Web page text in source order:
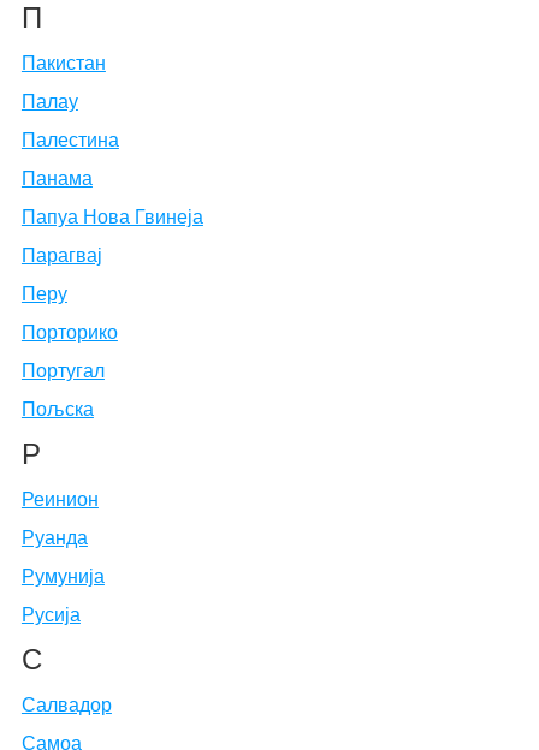
П
Пакистан
Палау
Палестина
Панама
Папуа Нова Гвинеја
Парагвај
Перу
Порторико
Португал
Пољска
Р
Реинион
Руанда
Румунија
Русија
С
Салвадор
Самоа